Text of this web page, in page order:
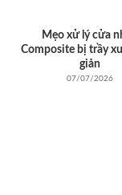
Mẹo xử lý cửa
Composite bị trầy
giản
07/07/2026